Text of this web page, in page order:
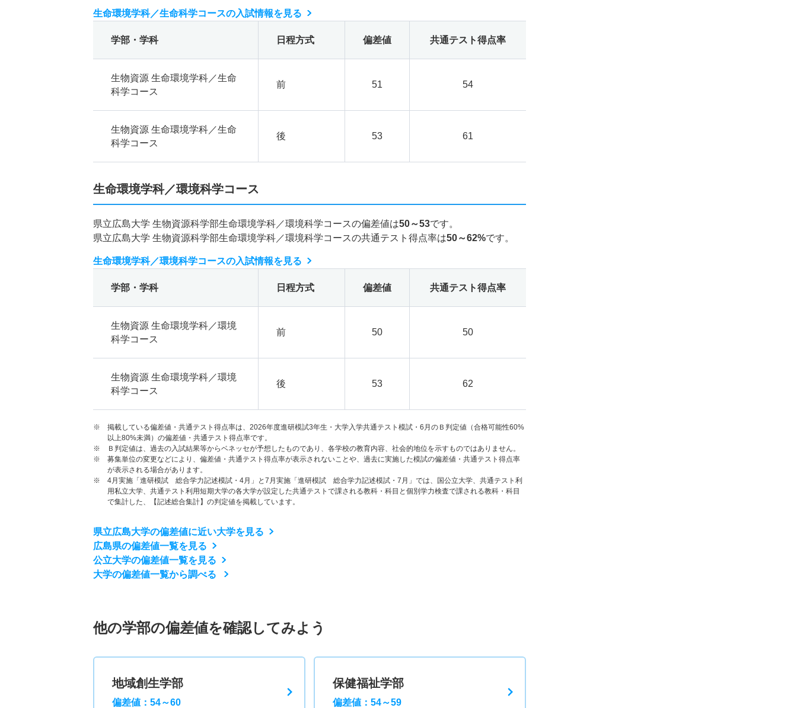
生命環境学科／生命科学コースの入試情報を見る
学部・学科 日程方式 偏差値 共通テスト得点率
生物資源 生命環境学科／生命
科学コース
前 51 54
生物資源 生命環境学科／生命
科学コース
後 53 61
生命環境学科／環境科学コース
県立広島大学 生物資源科学部生命環境学科／環境科学コースの偏差値は50～53です。
県立広島大学 生物資源科学部生命環境学科／環境科学コースの共通テスト得点率は50～62%です。
生命環境学科／環境科学コースの入試情報を見る
学部・学科 日程方式 偏差値 共通テスト得点率
生物資源 生命環境学科／環境
科学コース
前 50 50
生物資源 生命環境学科／環境
科学コース
後 53 62
※ 掲載している偏差値・共通テスト得点率は、2026年度進研模試3年生・大学入学共通テスト模試・6月のＢ判定値（合格可能性60%
以上80%未満）の偏差値・共通テスト得点率です。
※ Ｂ判定値は、過去の入試結果等からベネッセが予想したものであり、各学校の教育内容、社会的地位を示すものではありません。
※ 募集単位の変更などにより、偏差値・共通テスト得点率が表示されないことや、過去に実施した模試の偏差値・共通テスト得点率
が表示される場合があります。
※ 4月実施「進研模試 総合学力記述模試・4月」と7月実施「進研模試 総合学力記述模試・7月」では、国公立大学、共通テスト利
用私立大学、共通テスト利用短期大学の各大学が設定した共通テストで課される教科・科目と個別学力検査で課される教科・科目
で集計した、【記述総合集計】の判定値を掲載しています。
県立広島大学の偏差値に近い大学を見る
広島県の偏差値一覧を見る
公立大学の偏差値一覧を見る
大学の偏差値一覧から調べる
他の学部の偏差値を確認してみよう
地域創生学部
偏差値：54～60
保健福祉学部
偏差値：54～59